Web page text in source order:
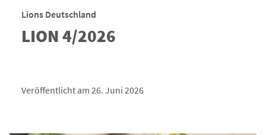
Lions Deutschland
LION 4/2026
Veröffentlicht am 26. Juni 2026